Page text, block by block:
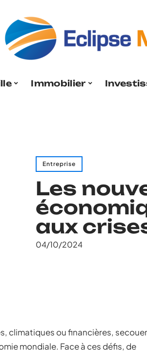
Immobilier
Entreprise
Les
aux
04/10/2024
climatiques ou financières,
mondiale. Face à ces défis, de